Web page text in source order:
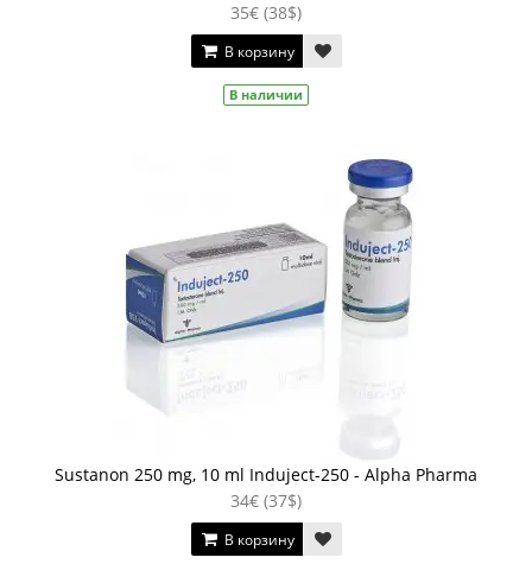
35€ (38$)
В корзину
В наличии
Sustanon 250 mg, 10 ml Induject-250 - Alpha Pharma
34€ (37$)
В корзину